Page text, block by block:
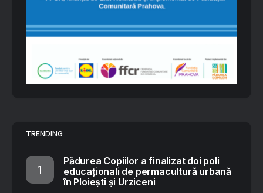
TRENDING
Pădurea Copiilor a finalizat doi poli
educaționali de permacultură urbană
în Ploiești și Urziceni